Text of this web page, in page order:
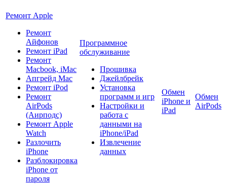
Ремонт Apple
Ремонт
Айфонов
Ремонт iPad
Ремонт
Macbook, iMac
Апгрейд Mac
Ремонт iPod
Ремонт
AirPods
(Аирподс)
Ремонт Apple
Watch
Разлочить
iPhone
Разблокировка
iPhone от
пароля
Программное
обслуживание
Прошивка
Джейлбрейк
Установка
программ и игр
Настройки и
работа с
данными на
iPhone/iPad
Извлечение
данных
Обмен
iPhone и
iPad
Обмен
AirPods